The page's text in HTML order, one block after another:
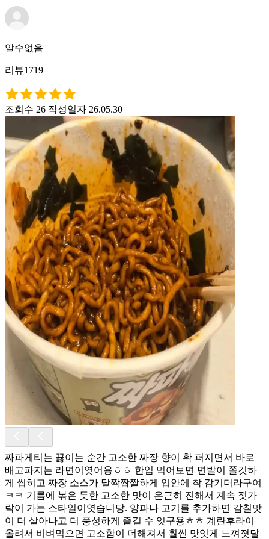
알수없음
리뷰1719
조회수 26 작성일자 26.05.30
짜파게티는 끓이는 순간 고소한 짜장 향이 확 퍼지면서 바로
배고파지는 라면이엿어용ㅎㅎ 한입 먹어보면 면발이 쫄깃하
게 씹히고 짜장 소스가 달짝짭짤하게 입안에 착 감기더라구여
ㅋㅋ 기름에 볶은 듯한 고소한 맛이 은근히 진해서 계속 젓가
락이 가는 스타일이엿습니당. 양파나 고기를 추가하면 감칠맛
이 더 살아나고 더 풍성하게 즐길 수 잇구용ㅎㅎ 계란후라이
올려서 비벼먹으면 고소함이 더해져서 훨씬 맛잇게 느껴졋달